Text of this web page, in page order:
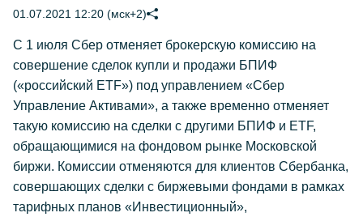
01.07.2021 12:20 (мск+2)
С 1 июля Сбер отменяет брокерскую комиссию на
совершение сделок купли и продажи БПИФ
(«российский ETF») под управлением «Сбер
Управление Активами», а также временно отменяет
такую комиссию на сделки с другими БПИФ и ETF,
обращающимися на фондовом рынке Московской
биржи. Комиссии отменяются для клиентов Сбербанка,
совершающих сделки c биржевыми фондами в рамках
тарифных планов «Инвестиционный»,